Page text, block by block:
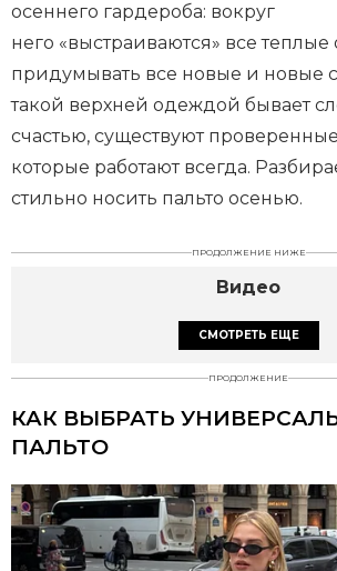
осеннего гардероба: вокруг
него «выстраиваются» все
придумывать все новые и новые
такой верхней одеждой бывает
счастью, существуют
которые работают всегда.
стильно носить пальто осенью.
ПРОДОЛЖЕНИЕ НИЖЕ
Видео
СМОТРЕТЬ ЕЩЕ
ПРОДОЛЖЕНИЕ
КАК ВЫБРАТЬ
ПАЛЬТО